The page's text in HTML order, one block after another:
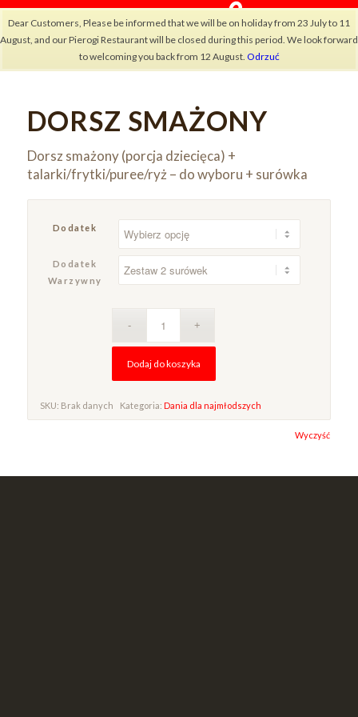
Dear Customers, Please be informed that we will be on holiday from 23 July to 11
August, and our Pierogi Restaurant will be closed during this period. We look forward
to welcoming you back from 12 August. Odrzuć
DORSZ SMAŻONY
Dorsz smażony (porcja dziecięca) +
talarki/frytki/puree/ryż – do wyboru + surówka
Dodatek
Dodatek
Warzywny
Wyczyść
Dodaj do koszyka
SKU: Brak danych Kategoria: Dania dla najmłodszych